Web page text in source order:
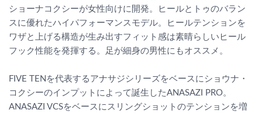
ショーナコクシーが女性向けに開発。ヒールとトゥのバラン
スに優れたハイパフォーマンスモデル。ヒールテンションを
ワザと上げる構造が生み出すフィット感は素晴らしいヒール
フック性能を発揮する。足が細身の男性にもオススメ。
FIVE TENを代表するアナサジシリーズをベースにショウナ・
コクシーのインプットによって誕生したANASAZI PRO。
ANASAZI VCSをベースにスリングショットのテンションを増